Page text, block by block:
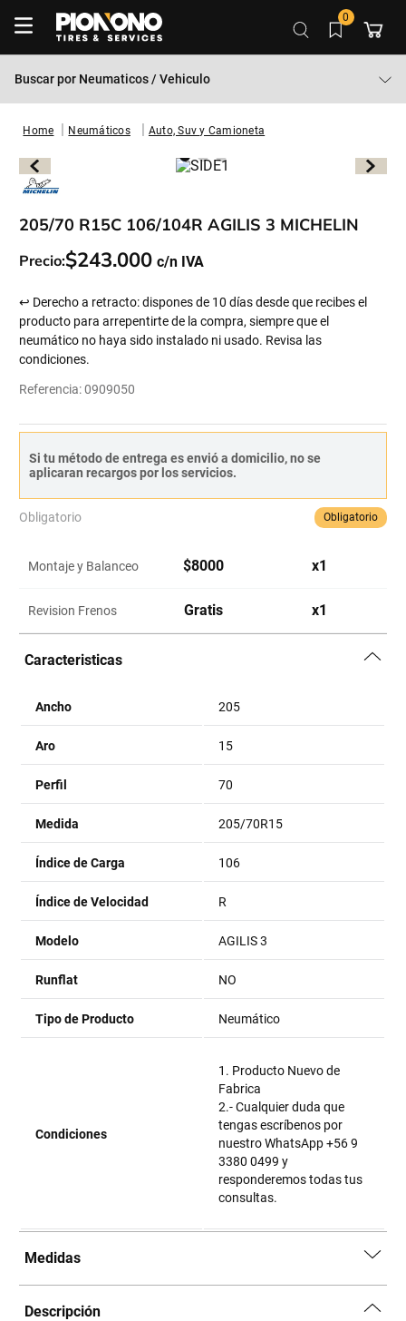
0
Buscar por Neumaticos / Vehiculo
Neumáticos Auto, Suv y Camioneta
205/70 R15C 106/104R AGILIS 3 MICHELIN
Precio:$243.000
↩ Derecho a retracto: dispones de 10 días desde que recibes el
producto para arrepentirte de la compra, siempre que el
neumático no haya sido instalado ni usado. Revisa las
condiciones.
Referencia:0909050
Si tu método de entrega es envió a domicilio, no se
aplicaran recargos por los servicios.
Obligatorio Obligatorio
Montaje y Balanceo $8000 x1
Revision Frenos Gratis x1
Caracteristicas
Ancho 205
Aro 15
Perfil 70
Medida 205/70R15
Índice de Carga 106
Índice de Velocidad R
Modelo AGILIS 3
Runflat NO
Tipo de Producto Neumático
Condiciones
1. Producto Nuevo de
Fabrica
2.- Cualquier duda que
tengas escríbenos por
nuestro WhatsApp +56 9
3380 0499 y
responderemos todas tus
consultas.
Medidas
Descripción